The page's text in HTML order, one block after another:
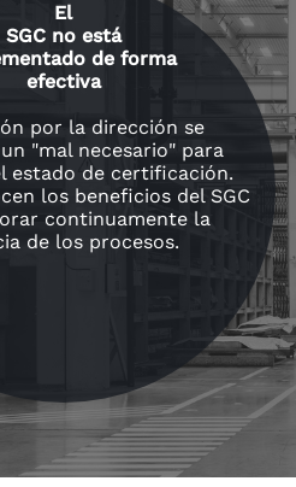
El
SGC no está
de forma
efectiva
por la dirección se
"mal necesario" para
estado de certificación.
los beneficios del SGC
continuamente la
de los procesos.